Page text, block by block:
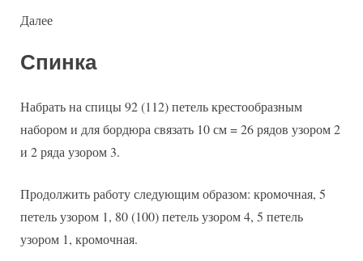
Далее
Спинка
Набрать на спицы 92 (112) петель крестообразным
набором и для бордюра связать 10 см = 26 рядов узором 2
и 2 ряда узором 3.
Продолжить работу следующим образом: кромочная, 5
петель узором 1, 80 (100) петель узором 4, 5 петель
узором 1, кромочная.